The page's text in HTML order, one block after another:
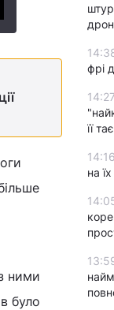
ними
було
фрі
14:27
її
14:16
на